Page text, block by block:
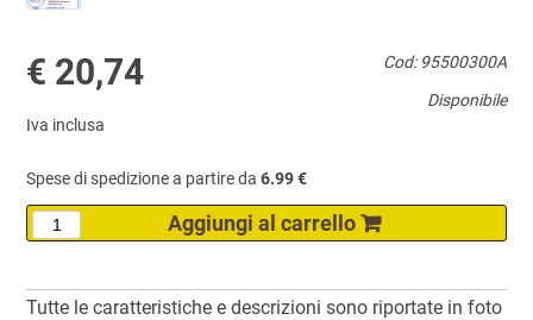
€ 20,74
Iva inclusa
Cod: 95500300A
Disponibile
Spese di spedizione a partire da6.99 €
Tutte le caratteristiche e descrizioni sono riportate in foto